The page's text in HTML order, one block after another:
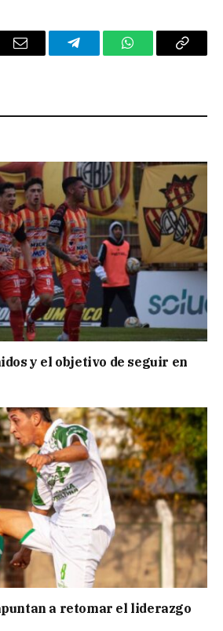
Email TelegramWhatsAppCopy
y el objetivo de seguir en
a retomar el liderazgo